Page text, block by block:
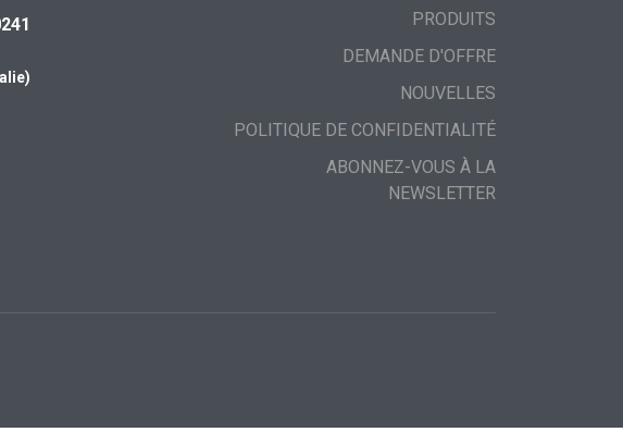
PRODUITS
DEMANDE D'OFFRE
NOUVELLES
POLITIQUE DE CONFIDENTIALITÉ
ABONNEZ-VOUS À LA
NEWSLETTER